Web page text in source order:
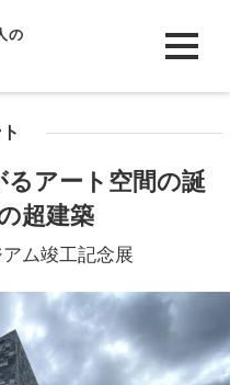
の
るアート空間の誕
超建築
ム竣工記念展